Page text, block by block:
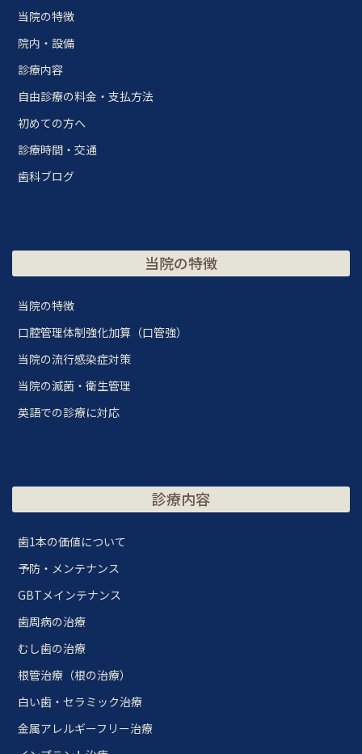
当院の特徴
院内・設備
診療内容
自由診療の料金・支払方法
初めての方へ
診療時間・交通
歯科ブログ
当院の特徴
当院の特徴
口腔管理体制強化加算（口管強）
当院の流行感染症対策
当院の滅菌・衛生管理
英語での診療に対応
診療内容
歯1本の価値について
予防・メンテナンス
GBTメインテナンス
歯周病の治療
むし歯の治療
根管治療（根の治療）
白い歯・セラミック治療
金属アレルギーフリー治療